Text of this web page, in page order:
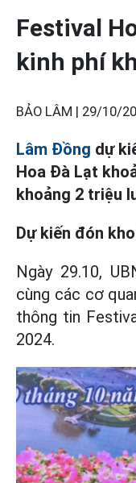
Festival
kinh phí
BẢO LÂM | 29/10/
Lâm Đồng dự
Hoa Đà Lạt
khoảng 2 triệu
Dự kiến đón
Ngày 29.10,
cùng các cơ
thông tin
2024.